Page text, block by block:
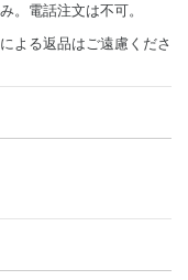
。電話注文は不可。
よる返品はご遠慮くださ